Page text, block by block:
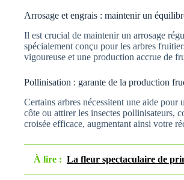
Arrosage et engrais : maintenir un
Il est crucial de maintenir un arrosage
spécialement conçu pour les arbres
vigoureuse et une production accrue de
Pollinisation : garante de la production
Certains arbres nécessitent une aide
côte ou attirer les insectes pollinisateurs,
croisée efficace, augmentant ainsi votre
À lire : La fleur spectaculaire de